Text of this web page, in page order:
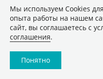
Мы используем Сookies
опыта работы на нашем
сайт, вы соглашаетесь с
соглашения.
Понятно